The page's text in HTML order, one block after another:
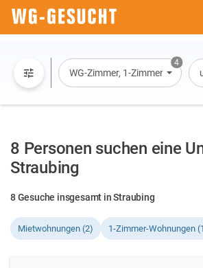
4
WG-Zimmer, 1-Zimmer-
8 Personen suchen eine
Straubing
8 Gesuche insgesamt in Straubing
Mietwohnungen (2) 1-Zimmer-Wohnungen